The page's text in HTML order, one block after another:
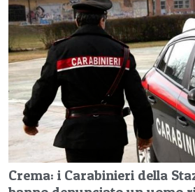
Crema: i Carabinieri della